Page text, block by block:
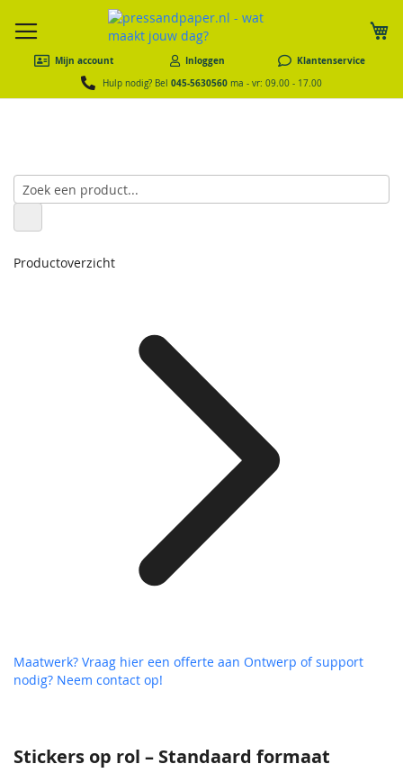
Mijn account Inloggen Klantenservice
Hulp nodig? Bel 045-5630560 ma - vr: 09.00 - 17.00
Stickers op rol – Standaard formaat
Productoverzicht
Maatwerk? Vraag hier een offerte aan Ontwerp of support
nodig? Neem contact op!